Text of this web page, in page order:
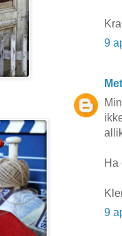
9
Ha
9